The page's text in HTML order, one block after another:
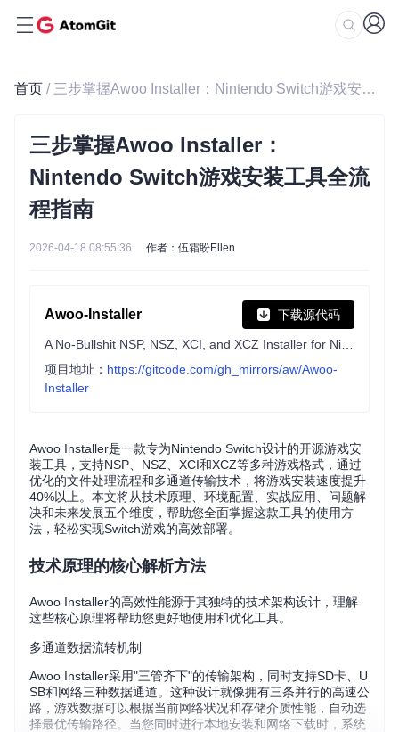
首页 / 三步掌握Awoo Installer：Nintendo Switch游戏安装工具全流程指南
三步掌握Awoo Installer：
Nintendo Switch游戏安装工具全流
程指南
2026-04-18 08:55:36 作者：伍霜盼Ellen
Awoo-Installer 下载源代码
项目地址： https://gitcode.com/gh_mirrors/aw/Awoo-
Installer
Awoo Installer是一款专为Nintendo Switch设计的开源游戏安
装工具，支持NSP、NSZ、XCI和XCZ等多种游戏格式，通过
优化的文件处理流程和多通道传输技术，将游戏安装速度提升
40%以上。本文将从技术原理、环境配置、实战应用、问题解
决和未来发展五个维度，帮助您全面掌握这款工具的使用方
法，轻松实现Switch游戏的高效部署。
技术原理的核心解析方法
Awoo Installer的高效性能源于其独特的技术架构设计，理解
这些核心原理将帮助您更好地使用和优化工具。
多通道数据流转机制
Awoo Installer采用"三管齐下"的传输架构，同时支持SD卡、U
SB和网络三种数据通道。这种设计就像拥有三条并行的高速公
路，游戏数据可以根据当前网络状况和存储介质性能，自动选
择最优传输路径。当您同时进行本地安装和网络下载时，系统